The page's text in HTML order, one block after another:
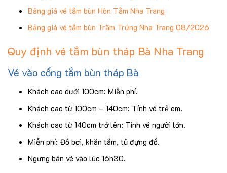
Bảng giá vé tắm bùn Hòn Tằm Nha Trang
Bảng giá vé tắm bùn Trăm Trứng Nha Trang 08/2026
Quy định vé tắm bùn tháp Bà Nha Trang
Vé vào cổng tắm bùn tháp Bà
Khách cao dưới 100cm: Miễn phí.
Khách cao từ 100cm – 140cm: Tính vé trẻ em.
Khách cao từ 140cm trở lên: Tính vé người lớn.
Miễn phí: Đồ bơi, khăn tắm, tủ đựng đồ.
Ngưng bán vé vào lúc 16h30.